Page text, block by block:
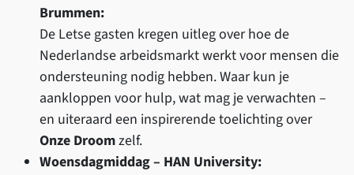
Brummen:
De Letse gasten kregen uitleg over hoe de
Nederlandse arbeidsmarkt werkt voor mensen die
ondersteuning nodig hebben. Waar kun je
aankloppen voor hulp, wat mag je verwachten –
en uiteraard een inspirerende toelichting over
Onze Droomzelf.
Woensdagmiddag – HAN University: